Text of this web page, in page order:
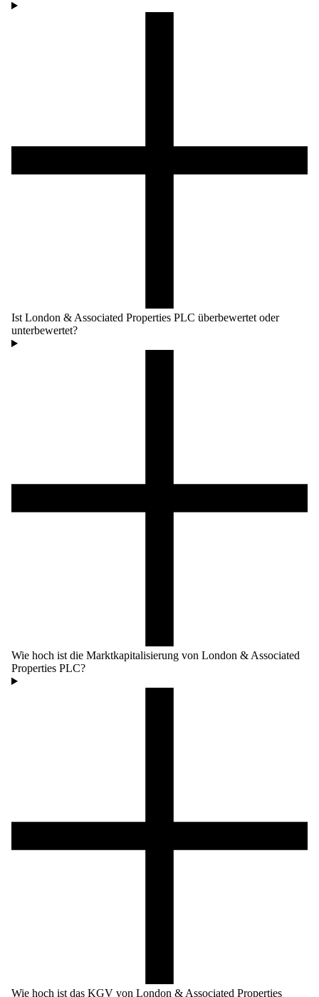
Ist London & Associated Properties PLC überbewertet oder
unterbewertet?
Wie hoch ist die Marktkapitalisierung von London & Associated
Properties PLC?
Wie hoch ist das KGV von London & Associated Properties